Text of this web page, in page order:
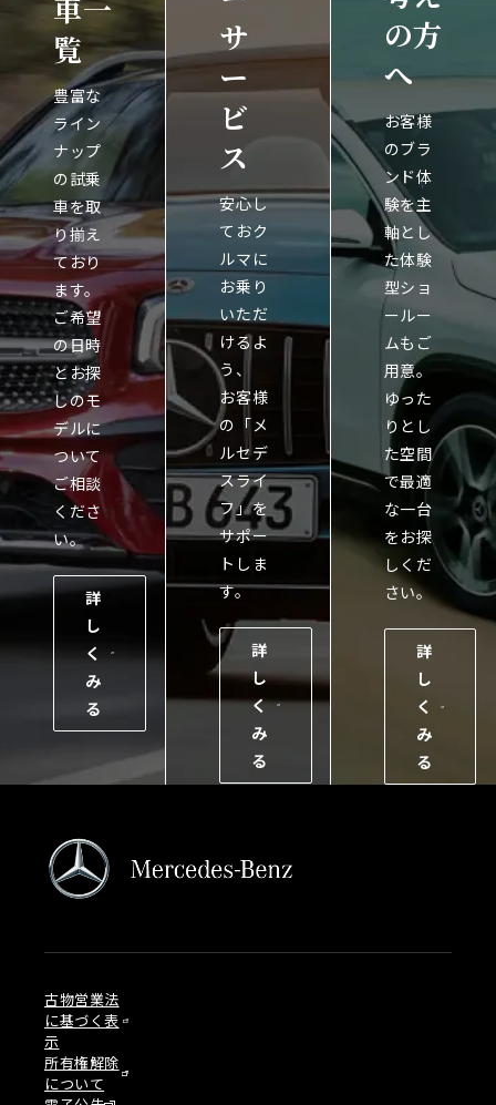
覧
豊富な
ライン
ナップ
の試乗
車を取
り揃え
ており
ます。
ご希望
の日時
とお探
しのモ
デルに
ついて
ご相談
くださ
い。
詳
し
く
み
る
サ
ー
ビ
ス
安心し
ておク
ルマに
お乗り
いただ
けるよ
う、
お客様
の「メ
ルセデ
スライ
フ」を
サポー
トしま
す。
詳
し
く
み
る
の方
へ
お客様
のブラ
ンド体
験を主
軸とし
た体験
型ショ
ールー
ムもご
用意。
ゆった
りとし
た空間
で最適
な一台
をお探
しくだ
さい。
詳
し
く
み
る
古物営業法
に基づく表
示
所有権解除
について